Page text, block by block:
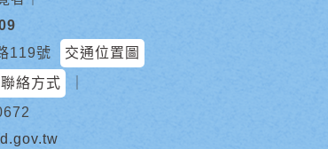
119號
交通位置圖
絡方式